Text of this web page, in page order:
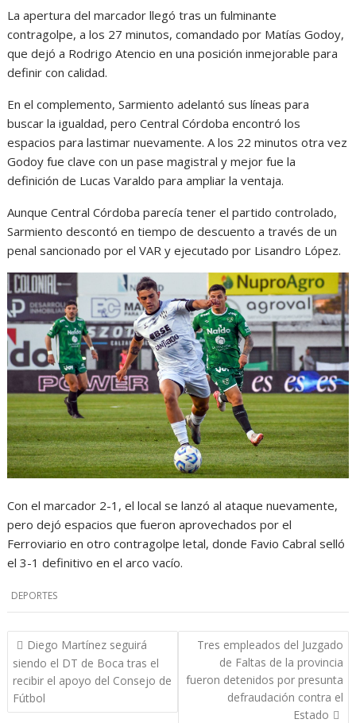
La apertura del marcador llegó tras un fulminante
contragolpe, a los 27 minutos, comandado por Matías Godoy,
que dejó a Rodrigo Atencio en una posición inmejorable para
definir con calidad.
En el complemento, Sarmiento adelantó sus líneas para
buscar la igualdad, pero Central Córdoba encontró los
espacios para lastimar nuevamente. A los 22 minutos otra vez
Godoy fue clave con un pase magistral y mejor fue la
definición de Lucas Varaldo para ampliar la ventaja.
Aunque Central Córdoba parecía tener el partido controlado,
Sarmiento descontó en tiempo de descuento a través de un
penal sancionado por el VAR y ejecutado por Lisandro López.
Con el marcador 2-1, el local se lanzó al ataque nuevamente,
pero dejó espacios que fueron aprovechados por el
Ferroviario en otro contragolpe letal, donde Favio Cabral selló
el 3-1 definitivo en el arco vacío.
DEPORTES
Navegación
de
entradas
Diego Martínez seguirá
siendo el DT de Boca tras el
recibir el apoyo del Consejo de
Fútbol
Tres empleados del Juzgado
de Faltas de la provincia
fueron detenidos por presunta
defraudación contra el
Estado